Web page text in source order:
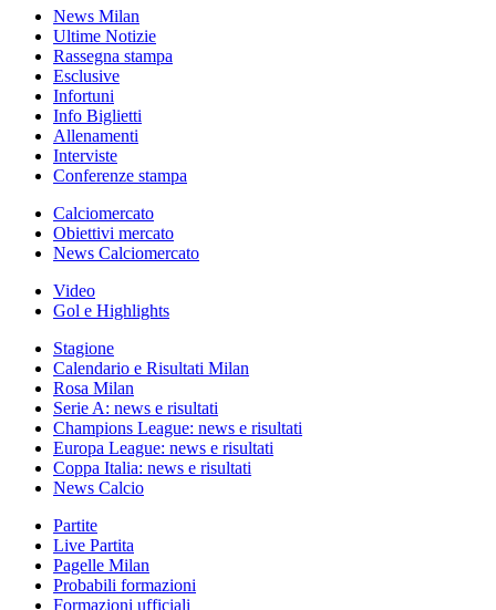
News Milan
Ultime Notizie
Rassegna stampa
Esclusive
Infortuni
Info Biglietti
Allenamenti
Interviste
Conferenze stampa
Calciomercato
Obiettivi mercato
News Calciomercato
Video
Gol e Highlights
Stagione
Calendario e Risultati Milan
Rosa Milan
Serie A: news e risultati
Champions League: news e risultati
Europa League: news e risultati
Coppa Italia: news e risultati
News Calcio
Partite
Live Partita
Pagelle Milan
Probabili formazioni
Formazioni ufficiali